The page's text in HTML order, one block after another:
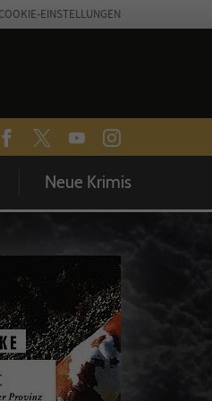
FACEBOOKTWITTERYOUTUBEINSTAGRAM
Neue Krimis
COOKIE-EINSTELLUNGEN